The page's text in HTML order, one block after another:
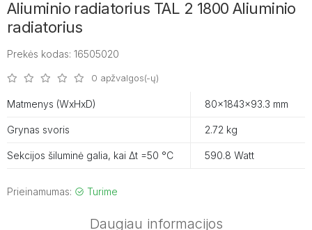
Aliuminio radiatorius TAL 2 1800 Aliuminio
radiatorius
Prekės kodas: 16505020
0 apžvalgos(-ų)
Matmenys (WxHxD) 80x1843x93.3 mm
Grynas svoris 2.72 kg
Sekcijos šiluminė galia, kai Δt =50 °C 590.8 Watt
Prieinamumas: Turime
Daugiau informacijos